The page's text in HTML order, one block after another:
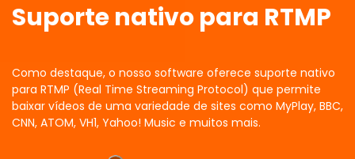
Suporte nativo para RTMP
Como destaque, o nosso software oferece suporte nativo
para RTMP (Real Time Streaming Protocol) que permite
baixar vídeos de uma variedade de sites como MyPlay, BBC,
CNN, ATOM, VH1, Yahoo! Music e muitos mais.